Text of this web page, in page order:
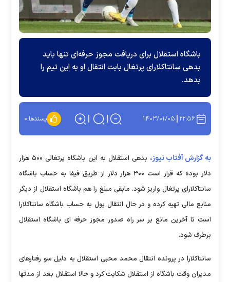
باشگاه استقلال برای دریافت مجوز حرفه‌ای تنها باید
بدهی سانتاکلارای پرتغال بابت انتقال او به این تیم را
بدهد.
۲۲:۵۶ ۱۴۰۳/۰۱/۰۵ پسندها:۰
به گزارش آفتاب نیوز،
بدهی استقلال به این باشگاه پرتغالی ۵۰۰ هزار
دلار بوده که قرار است ۳۰۰ هزار دلار از طریق فیفا به حساب باشگاه
سانتاکلارای پرتغال واریز شود. مابقی مبلغ را هم باشگاه استقلال از دیگر
منابع مالی تهیه کرده و در حال انتقال پول به حساب باشگاه سانتاکلارا
است تا آخرین مانع بر سر راه صدور مجوز حرفه ای باشگاه استقلال
برطرف شود.
سانتاکلارا در پرونده انتقال محمد محبی استقلال به دلیل سو رفتارهای
مدیران وقت باشگاه از استقلال شکایت کرد و حالا استقلال بعد از مدتها